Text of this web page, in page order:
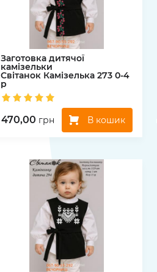
Заготовка дитячої
камізельки
Світанок Камізелька 273 0-4
р
470,00 грн В кошик